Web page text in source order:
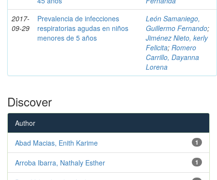
2017-
09-29
Prevalencia de infecciones
respiratorias agudas en niños
menores de 5 años
León Samaniego,
Guillermo Fernando;
Jiménez Nieto, kerly
Felicita; Romero
Carrillo, Dayanna
Lorena
Discover
Author
1
Abad Macias, Enith Karime
1
Arroba Ibarra, Nathaly Esther